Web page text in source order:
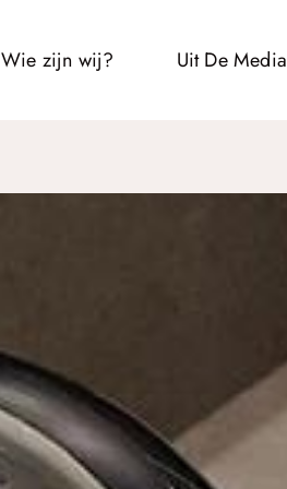
Wie zijn wij? Uit De Media